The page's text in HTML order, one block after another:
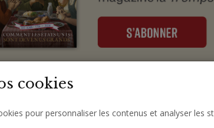
cookies
pour personnaliser les contenus et analyser les